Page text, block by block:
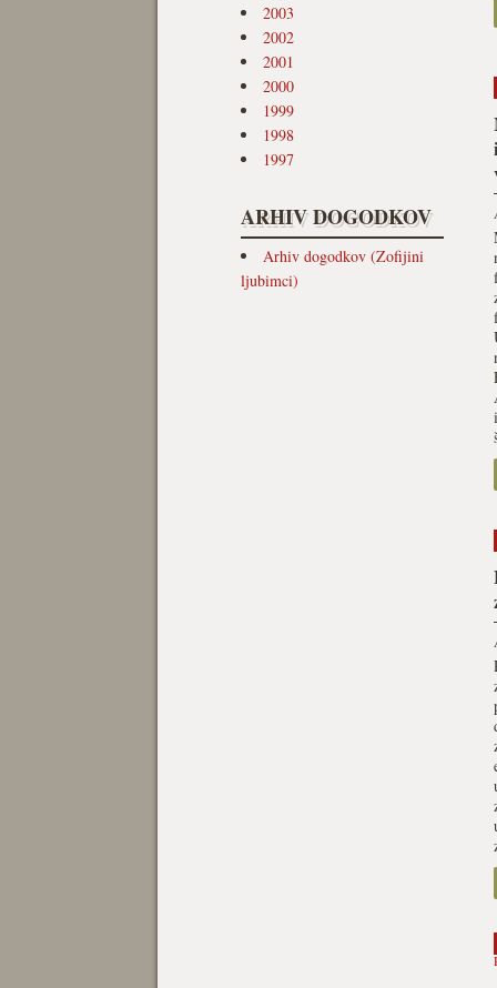
2003
2002
2001
2000
1999
1998
1997
ARHIV DOGODKOV
Arhiv dogodkov (Zofijini
ljubimci)